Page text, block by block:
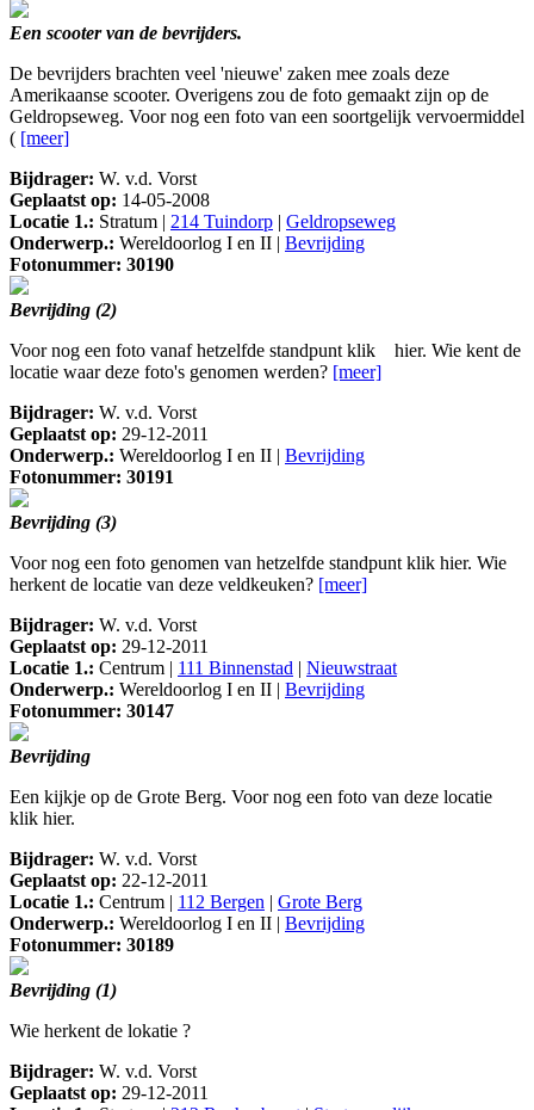
Een scooter van de bevrijders.
De bevrijders brachten veel 'nieuwe' zaken mee zoals deze
Amerikaanse scooter. Overigens zou de foto gemaakt zijn op de
Geldropseweg. Voor nog een foto van een soortgelijk vervoermiddel
( [meer]
Bijdrager: W. v.d. Vorst
Geplaatst op: 14-05-2008
Locatie 1.: Stratum | 214 Tuindorp | Geldropseweg
Onderwerp.: Wereldoorlog I en II | Bevrijding
Fotonummer: 30190
Bevrijding (2)
Voor nog een foto vanaf hetzelfde standpunt klik hier. Wie kent de
locatie waar deze foto's genomen werden? [meer]
Bijdrager: W. v.d. Vorst
Geplaatst op: 29-12-2011
Onderwerp.: Wereldoorlog I en II | Bevrijding
Fotonummer: 30191
Bevrijding (3)
Voor nog een foto genomen van hetzelfde standpunt klik hier. Wie
herkent de locatie van deze veldkeuken? [meer]
Bijdrager: W. v.d. Vorst
Geplaatst op: 29-12-2011
Locatie 1.: Centrum | 111 Binnenstad | Nieuwstraat
Onderwerp.: Wereldoorlog I en II | Bevrijding
Fotonummer: 30147
Bevrijding
Een kijkje op de Grote Berg. Voor nog een foto van deze locatie
klik hier.
Bijdrager: W. v.d. Vorst
Geplaatst op: 22-12-2011
Locatie 1.: Centrum | 112 Bergen | Grote Berg
Onderwerp.: Wereldoorlog I en II | Bevrijding
Fotonummer: 30189
Bevrijding (1)
Wie herkent de lokatie ?
Bijdrager: W. v.d. Vorst
Geplaatst op: 29-12-2011